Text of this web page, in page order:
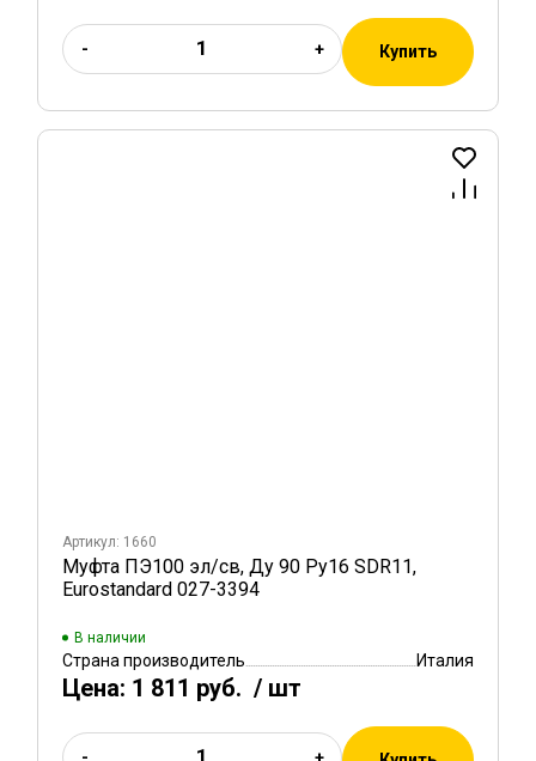
- + Купить
Артикул: 1660
Муфта ПЭ100 эл/св, Ду 90 Ру16 SDR11,
Eurostandard 027-3394
В наличии
Страна производитель Италия
Цена: 1 811 руб. / шт